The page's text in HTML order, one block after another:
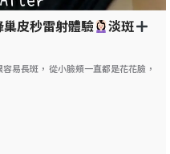
皮秒雷射體驗 淡斑
易長斑， 從小臉頰一直都是花花臉，